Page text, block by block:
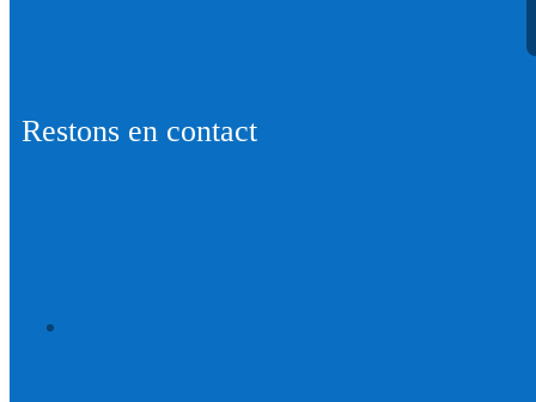
Restons en contact